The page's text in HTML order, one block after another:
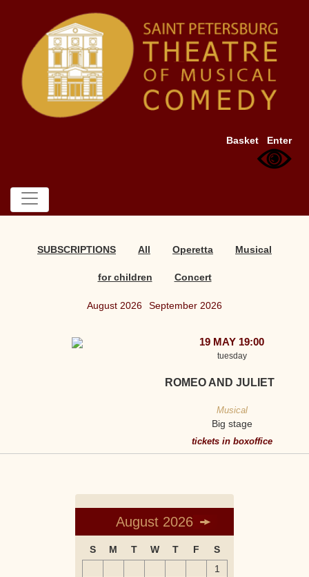
Basket Enter
SUBSCRIPTIONS All Operetta Musical
for children Concert
August 2026 September 2026
19 MAY 19:00
tuesday
ROMEO AND JULIET
Musical
Big stage
tickets in boxoffice
August 2026
S M T W T F
S
1